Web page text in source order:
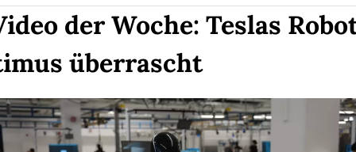
der Woche: Teslas
überrascht